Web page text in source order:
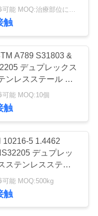
ブ
746
35
クスステンレス鋼管
交渉可能 MOQ:治療部位により異なります
触
A789 S31803 &
デュプレックス
ンレスステール 産
シームレス溶接管
可能 MOQ:10個
触
10216-5 1.4462
デュプレッ
ステンレスステール
ムレスパイプ D3/T3
規格
可能 MOQ:500kg
触